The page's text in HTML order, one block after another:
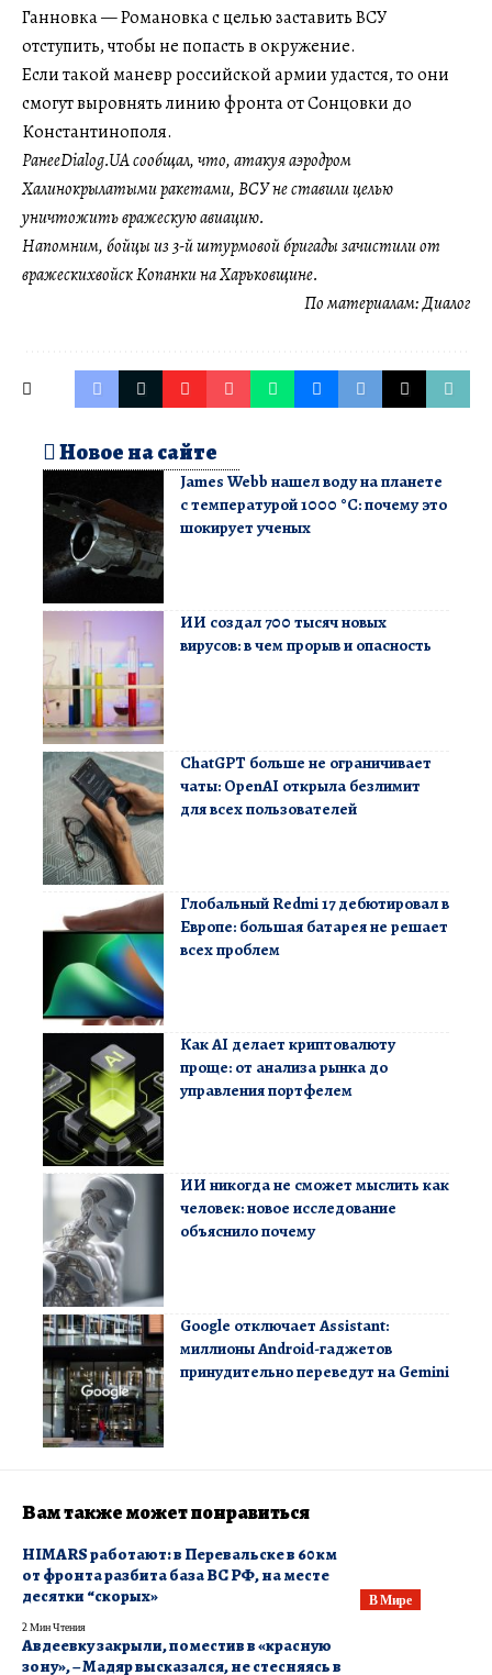
Ганновка — Романовка с целью заставить ВСУ
отступить, чтобы не попасть в окружение.
Если такой маневр российской армии удастся, то они
смогут выровнять линию фронта от Сонцовки до
Константинополя.
РанееDialog.UA сообщал, что, атакуя аэродром
Халинокрылатыми ракетами, ВСУ не ставили целью
уничтожить вражескую авиацию.
Напомним, бойцы из 3-й штурмовой бригады зачистили от
вражескихвойск Копанки на Харьковщине.
По материалам:Диалог
Новое на сайте
James Webb нашел воду на планете
с температурой 1000 °C: почему это
шокирует ученых
ИИ создал 700 тысяч новых
вирусов: в чем прорыв и опасность
ChatGPT больше не ограничивает
чаты: OpenAI открыла безлимит
для всех пользователей
Глобальный Redmi 17 дебютировал в
Европе: большая батарея не решает
всех проблем
Как AI делает криптовалюту
проще: от анализа рынка до
управления портфелем
ИИ никогда не сможет мыслить как
человек: новое исследование
объяснило почему
Google отключает Assistant:
миллионы Android-гаджетов
принудительно переведут на Gemini
Вам также может понравиться
В Мире
​HIMARS работают: в Перевальске в 60 км
от фронта разбита база ВС РФ, на месте
десятки “скорых»
2 Мин Чтения
Авдеевку закрыли, поместив в «красную
зону», – Мадяр высказался, не стесняясь в